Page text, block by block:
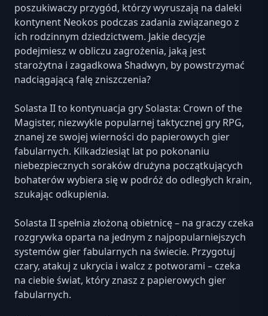
poszukiwaczy przygód, którzy wyruszają na daleki
kontynent Neokos podczas zadania związanego z
ich rodzinnym dziedzictwem. Jakie decyzje
podejmiesz w obliczu zagrożenia, jaką jest
starożytna i zagadkowa Shadwyn, by powstrzymać
nadciągającą falę zniszczenia?
Solasta II to kontynuacja gry Solasta: Crown of the
Magister, niezwykle popularnej taktycznej gry RPG,
znanej ze swojej wierności do papierowych gier
fabularnych. Kilkadziesiąt lat po pokonaniu
niebezpiecznych soraków drużyna początkujących
bohaterów wybiera się w podróż do odległych krain,
szukając odkupienia.
Solasta II spełnia złożoną obietnicę – na graczy czeka
rozgrywka oparta na jednym z najpopularniejszych
systemów gier fabularnych na świecie. Przygotuj
czary, atakuj z ukrycia i walcz z potworami – czeka
na ciebie świat, który znasz z papierowych gier
fabularnych.